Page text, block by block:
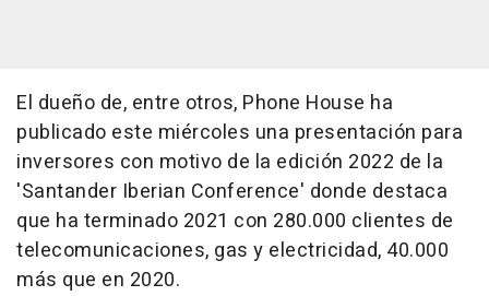
El dueño de, entre otros, Phone House ha
publicado este miércoles una presentación para
inversores con motivo de la edición 2022 de la
'Santander Iberian Conference' donde destaca
que ha terminado 2021 con 280.000 clientes de
telecomunicaciones, gas y electricidad, 40.000
más que en 2020.